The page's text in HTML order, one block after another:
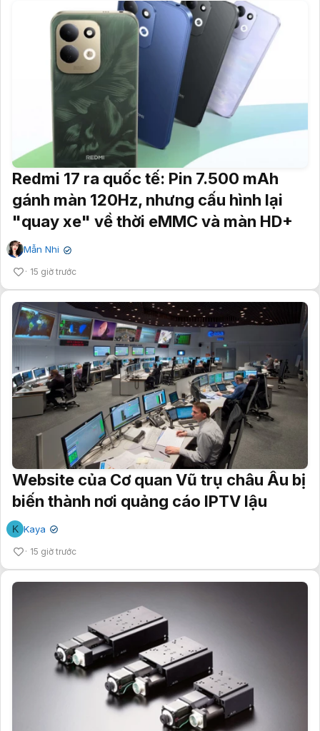
Redmi 17 ra quốc tế: Pin 7.500 mAh
gánh màn 120Hz, nhưng cấu hình lại
"quay xe" về thời eMMC và màn HD+
Mẫn Nhi ✔
15 giờ trước
Website của Cơ quan Vũ trụ châu Âu bị
biến thành nơi quảng cáo IPTV lậu
K Kaya ✔
15 giờ trước